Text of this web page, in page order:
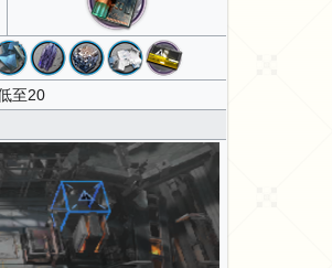
至20